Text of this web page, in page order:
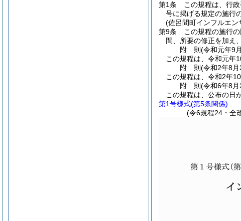
第1条
この規程は、行
号に掲げる規定の施行
(佐呂間町インフルエ
第9条
この規程の施行
間、所要の修正を加え
附 則(令和元年9
この規程は、令和元年
附 則(令和2年8
この規程は、令和2年
附 則(令和6年8
この規程は、公布の日
第1号様式(第5条関係)
(令6規程24・全